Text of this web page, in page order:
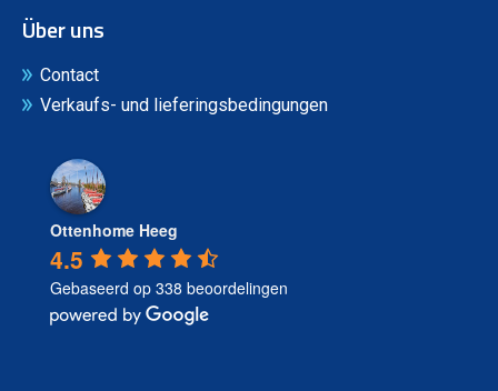
Über uns
Contact
Verkaufs- und lieferingsbedingungen
Ottenhome Heeg
4.5
Gebaseerd op 338 beoordelingen